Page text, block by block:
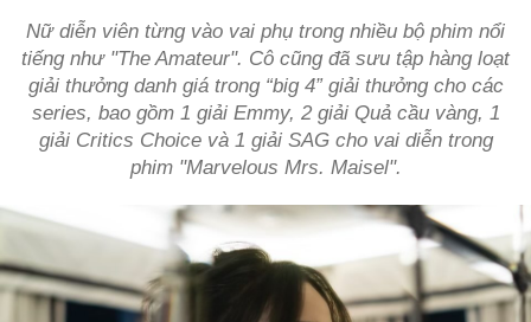
Nữ diễn viên từng vào vai phụ trong nhiều bộ phim nổi
tiếng như "The Amateur". Cô cũng đã sưu tập hàng loạt
giải thưởng danh giá trong “big 4” giải thưởng cho các
series, bao gồm 1 giải Emmy, 2 giải Quả cầu vàng, 1
giải Critics Choice và 1 giải SAG cho vai diễn trong
phim "Marvelous Mrs. Maisel".